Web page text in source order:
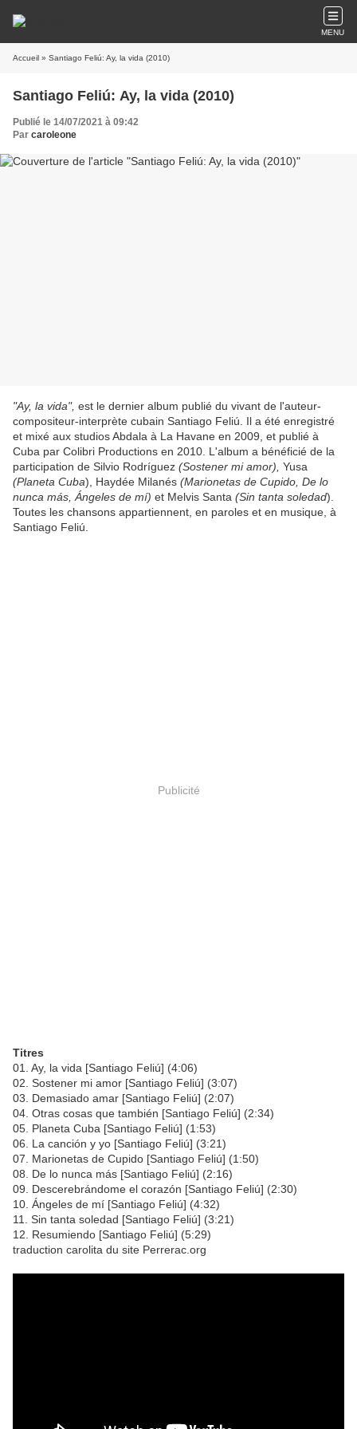
MENU
Accueil » Santiago Feliú: Ay, la vida (2010)
Santiago Feliú: Ay, la vida (2010)
Publié le 14/07/2021 à 09:42
Par caroleone
"Ay, la vida", est le dernier album publié du vivant de l'auteur-
compositeur-interprète cubain Santiago Feliú. Il a été enregistré
et mixé aux studios Abdala à La Havane en 2009, et publié à
Cuba par Colibri Productions en 2010. L'album a bénéficié de la
participation de Silvio Rodríguez (Sostener mi amor), Yusa
(Planeta Cuba), Haydée Milanés (Marionetas de Cupido, De lo
nunca más, Ángeles de mí) et Melvis Santa (Sin tanta soledad).
Toutes les chansons appartiennent, en paroles et en musique, à
Santiago Feliú.
Publicité
Titres
01. Ay, la vida [Santiago Feliú] (4:06)
02. Sostener mi amor [Santiago Feliú] (3:07)
03. Demasiado amar [Santiago Feliú] (2:07)
04. Otras cosas que también [Santiago Feliú] (2:34)
05. Planeta Cuba [Santiago Feliú] (1:53)
06. La canción y yo [Santiago Feliú] (3:21)
07. Marionetas de Cupido [Santiago Feliú] (1:50)
08. De lo nunca más [Santiago Feliú] (2:16)
09. Descerebrándome el corazón [Santiago Feliú] (2:30)
10. Ángeles de mí [Santiago Feliú] (4:32)
11. Sin tanta soledad [Santiago Feliú] (3:21)
12. Resumiendo [Santiago Feliú] (5:29)
traduction carolita du site Perrerac.org